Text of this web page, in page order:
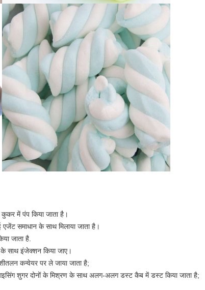
में पंप किया जाता है।
समाधान के साथ मिलाया जाता है।
जाता है.
के साथ इंजेक्शन किया जाए।
कन्वेयर पर ले जाया जाता है;
शुगर दोनों के मिश्रण के साथ अलग-अलग डस्ट कैब में डस्ट किया जाता है;